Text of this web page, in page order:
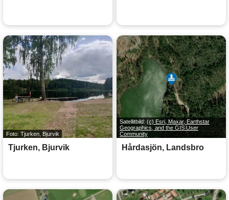
Foto: Tjurken, Bjurvik
Tjurken, Bjurvik
Satellitbild: (c) Esri, Maxar, Earthstar
Geographics, and the GIS User
Community
Hårdasjön, Landsbro